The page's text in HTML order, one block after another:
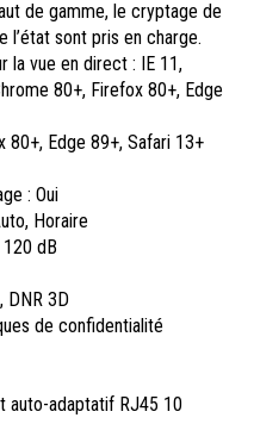
de gamme, le cryptage de
sont pris en charge.
la vue en direct : IE 11,
80+, Firefox 80+, Edge
80+, Edge 89+, Safari 13+
: Oui
Horaire
dB
DNR 3D
de confidentialité
auto-adaptatif RJ45 10